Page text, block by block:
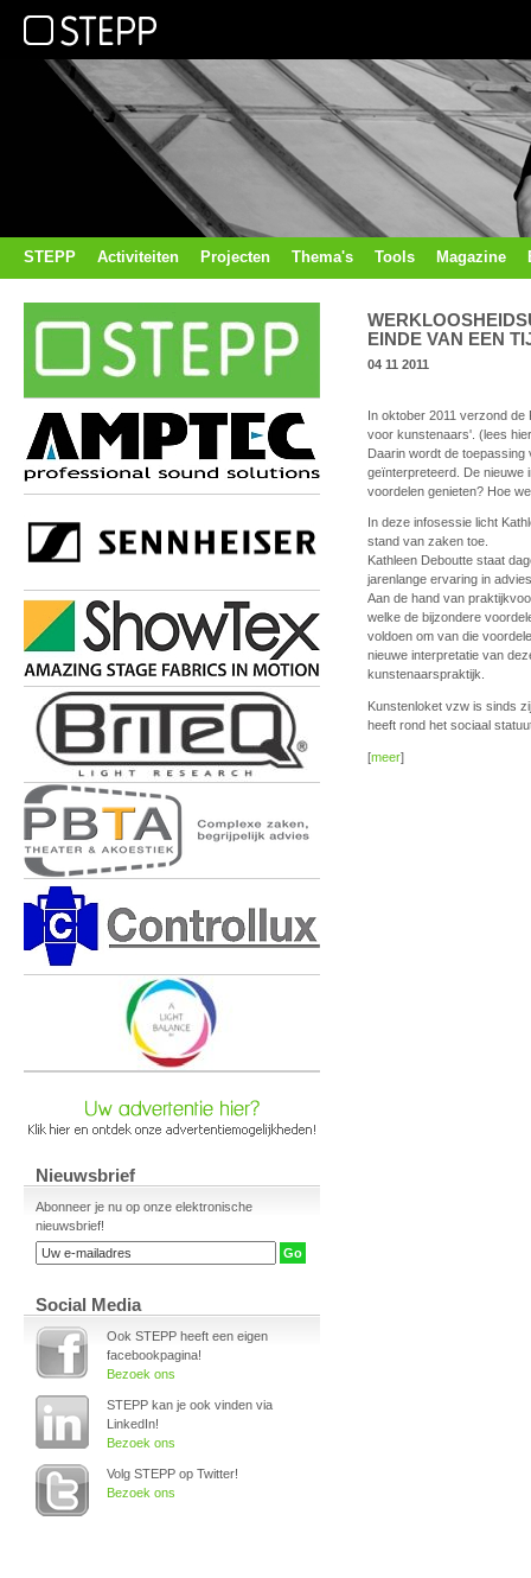
STEPP Activiteiten Projecten Thema's Tools Magazine
Nieuwsbrief
Abonneer je nu op onze elektronische
nieuwsbrief!
Social Media
Ook STEPP heeft een eigen
facebookpagina!
Bezoek ons
STEPP kan je ook vinden via
LinkedIn!
Bezoek ons
Volg STEPP op Twitter!
Bezoek ons
EINDE VAN EEN
04 11 2011
In oktober 2011 verzond de
voor kunstenaars'. (lees
Daarin wordt de
geïnterpreteerd. De nieuwe
voordelen genieten? Hoe
In deze infosessie licht
stand van zaken toe.
Kathleen Deboutte staat
jarenlange ervaring in
Aan de hand van
welke de bijzondere
voldoen om van die
nieuwe interpretatie van
kunstenaarspraktijk.
Kunstenloket vzw is sinds
heeft rond het sociaal
[meer]